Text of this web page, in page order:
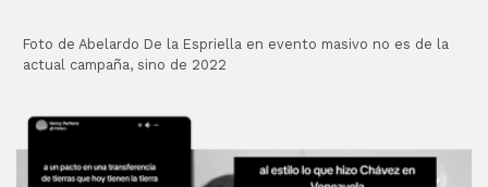
Foto de Abelardo De la Espriella en evento masivo no es de la
actual campaña, sino de 2022